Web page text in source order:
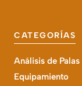
CATEGORÍAS
Análisis de Palas
Equipamiento